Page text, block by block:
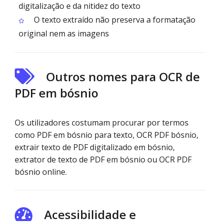
digitalização e da nitidez do texto
O texto extraído não preserva a formatação
original nem as imagens
Outros nomes para OCR de
PDF em bósnio
Os utilizadores costumam procurar por termos
como PDF em bósnio para texto, OCR PDF bósnio,
extrair texto de PDF digitalizado em bósnio,
extrator de texto de PDF em bósnio ou OCR PDF
bósnio online.
Acessibilidade e